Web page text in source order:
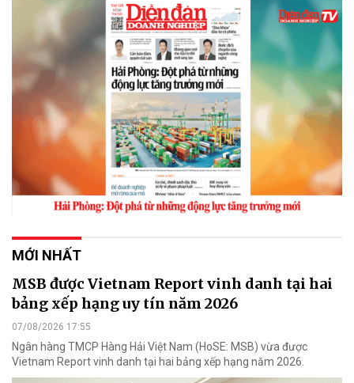
MỚI NHẤT
MSB được Vietnam Report vinh danh tại hai
bảng xếp hạng uy tín năm 2026
07/08/2026 17:55
Ngân hàng TMCP Hàng Hải Việt Nam (HoSE: MSB) vừa được
Vietnam Report vinh danh tại hai bảng xếp hạng năm 2026.